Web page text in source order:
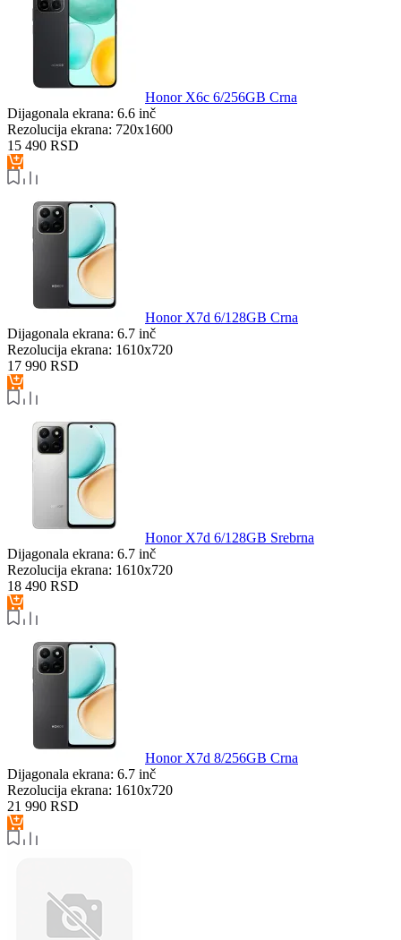
Honor X6c 6/256GB Crna
Dijagonala ekrana: 6.6 inč
Rezolucija ekrana: 720x1600
15 490 RSD
Honor X7d 6/128GB Crna
Dijagonala ekrana: 6.7 inč
Rezolucija ekrana: 1610x720
17 990 RSD
Honor X7d 6/128GB Srebrna
Dijagonala ekrana: 6.7 inč
Rezolucija ekrana: 1610x720
18 490 RSD
Honor X7d 8/256GB Crna
Dijagonala ekrana: 6.7 inč
Rezolucija ekrana: 1610x720
21 990 RSD